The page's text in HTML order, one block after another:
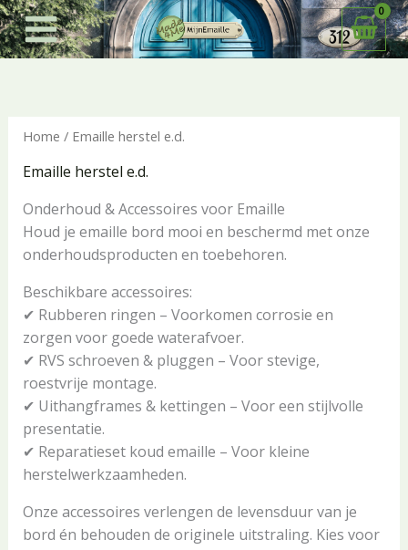
Ga
naar
de
Home / Emaille herstel e.d.
Emaille herstel e.d.
Onderhoud & Accessoires voor Emaille
Houd je emaille bord mooi en beschermd met onze
onderhoudsproducten en toebehoren.
Beschikbare accessoires:
✔ Rubberen ringen – Voorkomen corrosie en
zorgen voor goede waterafvoer.
✔ RVS schroeven & pluggen – Voor stevige,
roestvrije montage.
✔ Uithangframes & kettingen – Voor een stijlvolle
presentatie.
✔ Reparatieset koud emaille – Voor kleine
herstelwerkzaamheden.
Onze accessoires verlengen de levensduur van je
bord én behouden de originele uitstraling. Kies voor